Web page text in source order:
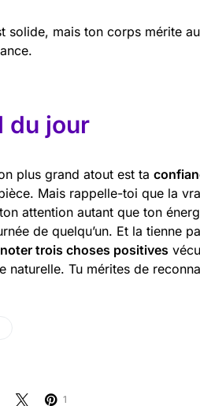
solide, mais ton corps mérite
du jour
plus grand atout est ta
Mais rappelle-toi que la
attention autant que ton
de quelqu’un. Et la tienne
noter trois choses positives
naturelle. Tu mérites de
1